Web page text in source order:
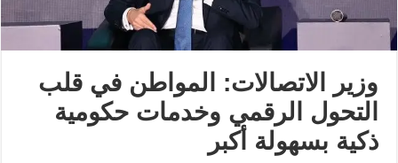
وزير الاتصالات: المواطن في قلب
التحول الرقمي وخدمات حكومية
ذكية بسهولة أكبر